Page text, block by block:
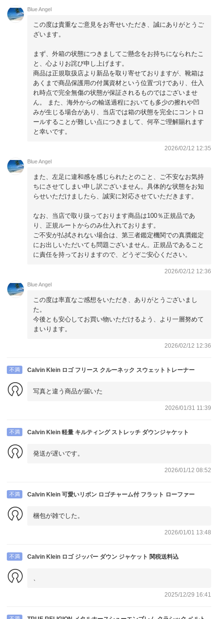
Blue Angel
この度は貴重なご意見をお寄せいただき、誠にありがとうご
ざいます。
まず、外箱の状態につきましてご懸念をお持ちになられたこ
と、心よりお詫び申し上げます。
商品は正規取扱店より新品を取り寄せておりますが、靴箱は
あくまで商品保護用の付属資材という位置づけであり、仕入
れ時点で完全無傷の状態が保証されるものではございませ
ん。 また、海外からの輸送過程においても多少の擦れや凹
みが生じる場合があり、当店では箱の状態を完全にコントロ
ールすることが難しい点につきまして、何卒ご理解賜れます
と幸いです。
2026/02/12 12:35
Blue Angel
また、左足に違和感を感じられたとのこと、ご不安なお気持
ちにさせてしまい申し訳ございません。具体的な状態をお知
らせいただけましたら、誠実に対応させていただきます。
なお、当店で取り扱っております商品は100％正規品であ
り、正規ルートからのみ仕入れております。
ご不安が払拭されない場合は、第三者鑑定機関での真贋鑑定
にお出しいただいても問題ございません。正規品であること
に責任を持っておりますので、どうぞご安心ください。
2026/02/12 12:36
Blue Angel
この度は率直なご感想をいただき、ありがとうございまし
た。
今後とも安心してお買い物いただけるよう、より一層努めて
まいります。
2026/02/12 12:36
不満 Calvin Klein ロゴ フリース クルーネック スウェットトレーナー
写真と違う商品が届いた
2026/01/31 11:39
不満 Calvin Klein 軽量 キルティング ストレッチ ダウンジャケット
発送が遅いです。
2026/01/12 08:52
不満 Calvin Klein 可愛いリボン ロゴチャーム付 フラット ローファー
梱包が雑でした。
2026/01/01 13:48
不満 Calvin Klein ロゴ ジッパー ダウン ジャケット 関税送料込
、
2025/12/29 16:41